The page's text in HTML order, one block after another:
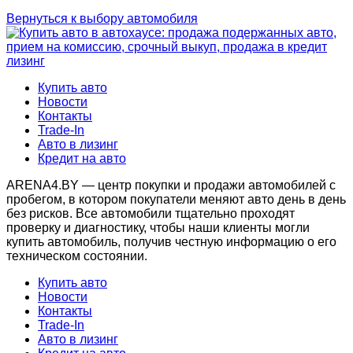
Вернуться к выбору автомобиля
Купить авто
Новости
Контакты
Trade-In
Авто в лизинг
Кредит на авто
ARENA4.BY — центр покупки и продажи автомобилей с
пробегом, в котором покупатели меняют авто день в день
без рисков. Все автомобили тщательно проходят
проверку и диагностику, чтобы наши клиенты могли
купить автомобиль, получив честную информацию о его
техническом состоянии.
Купить авто
Новости
Контакты
Trade-In
Авто в лизинг